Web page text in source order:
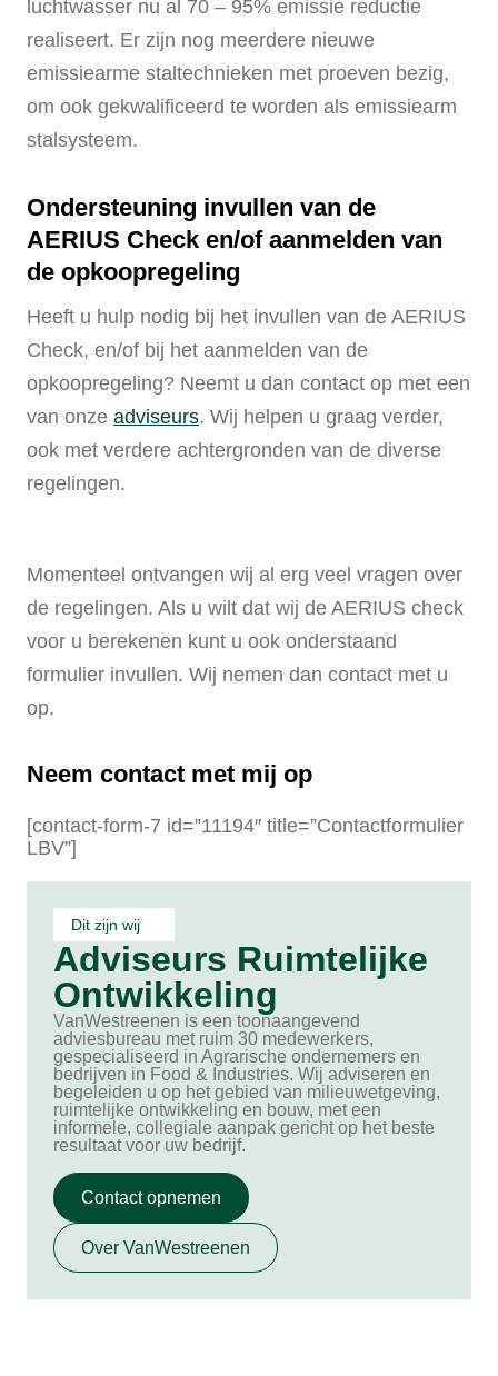
luchtwasser nu al 70 – 95% emissie reductie
realiseert. Er zijn nog meerdere nieuwe
emissiearme staltechnieken met proeven bezig,
om ook gekwalificeerd te worden als emissiearm
stalsysteem.
Ondersteuning invullen van de
AERIUS Check en/of aanmelden van
de opkoopregeling
Heeft u hulp nodig bij het invullen van de AERIUS
Check, en/of bij het aanmelden van de
opkoopregeling? Neemt u dan contact op met een
van onze adviseurs. Wij helpen u graag verder,
ook met verdere achtergronden van de diverse
regelingen.
Momenteel ontvangen wij al erg veel vragen over
de regelingen. Als u wilt dat wij de AERIUS check
voor u berekenen kunt u ook onderstaand
formulier invullen. Wij nemen dan contact met u
op.
Neem contact met mij op
[contact-form-7 id=”11194″ title=”Contactformulier
LBV”]
Dit zijn wij
Adviseurs Ruimtelijke
Ontwikkeling
VanWestreenen is een toonaangevend
adviesbureau met ruim 30 medewerkers,
gespecialiseerd in Agrarische ondernemers en
bedrijven in Food & Industries. Wij adviseren en
begeleiden u op het gebied van milieuwetgeving,
ruimtelijke ontwikkeling en bouw, met een
informele, collegiale aanpak gericht op het beste
resultaat voor uw bedrijf.
Contact opnemen
Over VanWestreenen